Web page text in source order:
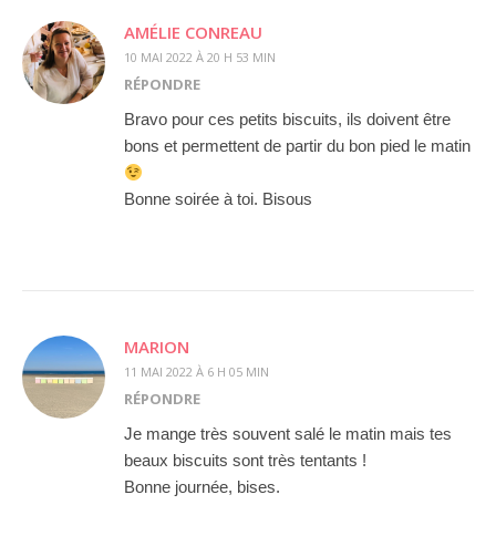
AMÉLIE CONREAU
10 MAI 2022 À 20 H 53 MIN
RÉPONDRE
Bravo pour ces petits biscuits, ils doivent être
bons et permettent de partir du bon pied le matin
Bonne soirée à toi. Bisous
MARION
11 MAI 2022 À 6 H 05 MIN
RÉPONDRE
Je mange très souvent salé le matin mais tes
beaux biscuits sont très tentants !
Bonne journée, bises.